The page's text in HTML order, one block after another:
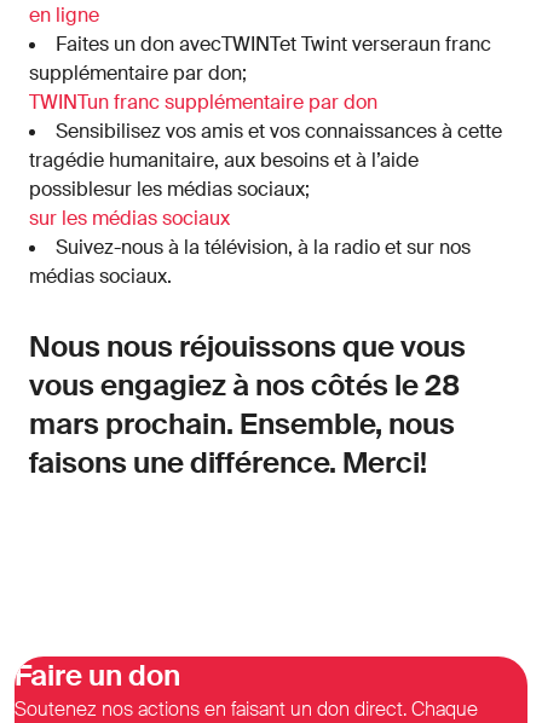
en ligne
Faites un don avecTWINTet Twint verseraun franc
supplémentaire par don;
TWINTun franc supplémentaire par don
Sensibilisez vos amis et vos connaissances à cette
tragédie humanitaire, aux besoins et à l’aide
possiblesur les médias sociaux;
sur les médias sociaux
Suivez-nous à la télévision, à la radio et sur nos
médias sociaux.
Nous nous réjouissons que vous
vous engagiez à nos côtés le 28
mars prochain. Ensemble, nous
faisons une différence. Merci!
Faire un don
Soutenez nos actions en faisant un don direct. Chaque